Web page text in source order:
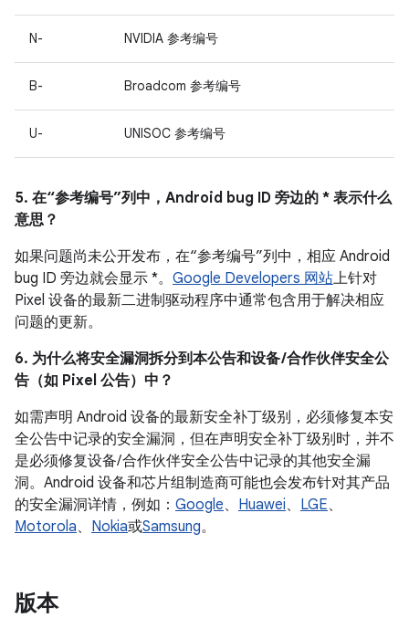
N- NVIDIA 参考编号
B- Broadcom 参考编号
U- UNISOC 参考编号
5. 在“参考编号”列中，Android bug ID 旁边的 * 表示什么
意思？
如果问题尚未公开发布，在“参考编号”列中，相应 Android
bug ID 旁边就会显示 *。 Google Developers 网站上针对
Pixel 设备的最新二进制驱动程序中通常包含用于解决相应
问题的更新。
6. 为什么将安全漏洞拆分到本公告和设备 /合作伙伴安全公
告（如 Pixel 公告）中？
如需声明 Android 设备的最新安全补丁级别，必须修复本安
全公告中记录的安全漏洞，但在声明安全补丁级别时，并不
是必须修复设备/ 合作伙伴安全公告中记录的其他安全漏
洞。Android 设备和芯片组制造商可能也会发布针对其产品
的安全漏洞详情，例如： Google、 Huawei、 LGE、
Motorola、 Nokia或Samsung。
版本